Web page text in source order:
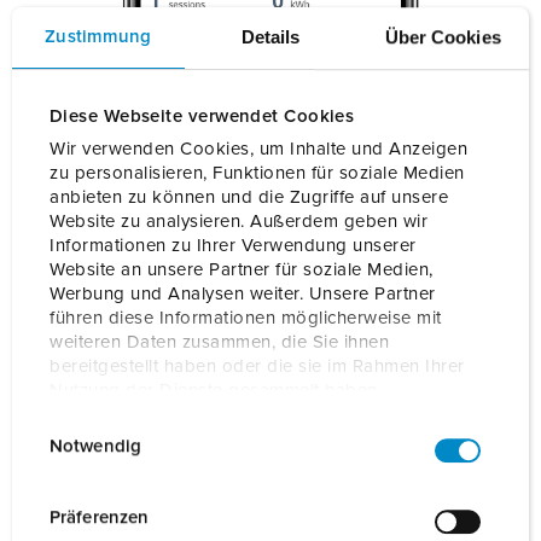
Zustimmung Details Über Cookies
Diese Webseite verwendet Cookies
Wir verwenden Cookies, um Inhalte und Anzeigen
zu personalisieren, Funktionen für soziale Medien
anbieten zu können und die Zugriffe auf unsere
Website zu analysieren. Außerdem geben wir
Informationen zu Ihrer Verwendung unserer
Website an unsere Partner für soziale Medien,
Werbung und Analysen weiter. Unsere Partner
führen diese Informationen möglicherweise mit
weiteren Daten zusammen, die Sie ihnen
bereitgestellt haben oder die sie im Rahmen Ihrer
Notwendig
Präferenzen
L’AMTRON® Professional se pilote facilement depuis un
version 5.22 du logiciel, une interface web conviviale vous